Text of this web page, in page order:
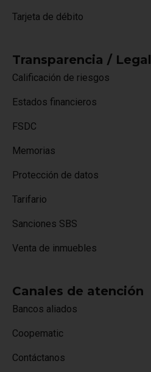
Tarjeta de débito
Transparencia / Legal
Calificación de riesgos
Estados financieros
FSDC
Memorias
Protección de datos
Tarifario
Sanciones SBS
Venta de inmuebles
Canales de atención
Bancos aliados
Coopematic
Contáctanos